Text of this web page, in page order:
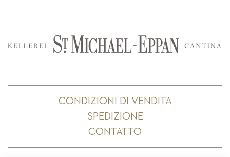
CONDIZIONI DI VENDITA
SPEDIZIONE
CONTATTO